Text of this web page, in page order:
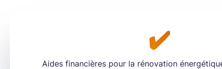
✔️
Aides financières pour la rénovation